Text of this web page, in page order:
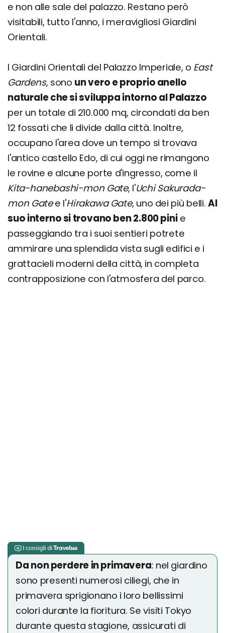
e non alle sale del palazzo. Restano però
visitabili, tutto l'anno, i meravigliosi Giardini
Orientali.
I Giardini Orientali del Palazzo Imperiale, o East
Gardens, sono un vero e proprio anello
naturale che si sviluppa intorno al Palazzo
per un totale di 210.000 mq, circondati da ben
12 fossati che li divide dalla città. Inoltre,
occupano l'area dove un tempo si trovava
l'antico castello Edo, di cui oggi ne rimangono
le rovine e alcune porte d'ingresso, come il
Kita-hanebashi-mon Gate, l'Uchi Sakurada-
mon Gatee l'Hirakawa Gate, uno dei più belli.Al
suo interno si trovano ben 2.800 pinie
passeggiando tra i suoi sentieri potrete
ammirare una splendida vista sugli edifici e i
grattacieli moderni della città, in completa
contrapposizione con l'atmosfera del parco.
Da non perdere in primavera: nel giardino
sono presenti numerosi ciliegi, che in
primavera sprigionano i loro bellissimi
colori durante la fioritura. Se visiti Tokyo
durante questa stagione, assicurati di